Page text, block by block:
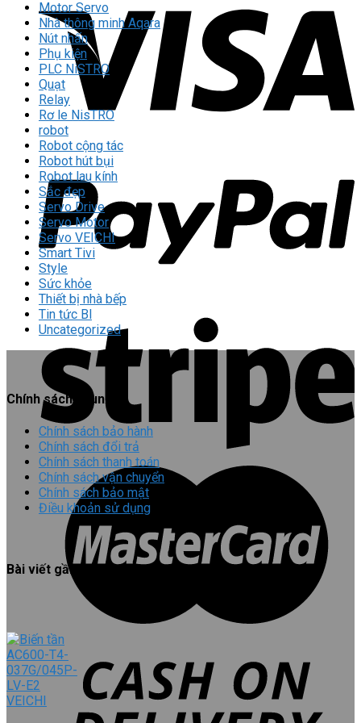
Motor Servo
Nhà thông minh Aqara
Nút nhấn
Phụ kiện
PLC NiSTRO
Quạt
Relay
Rơ le NisTRO
robot
Robot cộng tác
Robot hút bụi
Robot lau kính
Sắc đẹp
Servo Drive
Servo Motor
Servo VEICHI
Smart Tivi
Style
Sức khỏe
Thiết bị nhà bếp
Tin tức Bl
Uncategorized
Chính sách chung
Chính sách bảo hành
Chính sách đổi trả
Chính sách thanh toán
Chính sách vận chuyển
Chính sách bảo mật
Điều khoản sử dụng
Bài viết gần đây